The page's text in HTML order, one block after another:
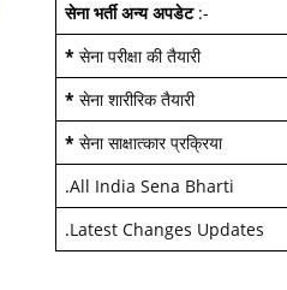
सेना भर्ती अन्य अपडेट:-
* सेना परीक्षा की तैयारी
* सेना शारीरिक तैयारी
* सेना साक्षात्कार प्रक्रिया
.All India Sena Bharti
.Latest Changes Updates